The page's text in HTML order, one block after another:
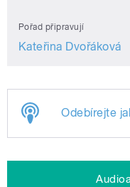
Pořad připravují
Kateřina Dvořáková
Odebírejte